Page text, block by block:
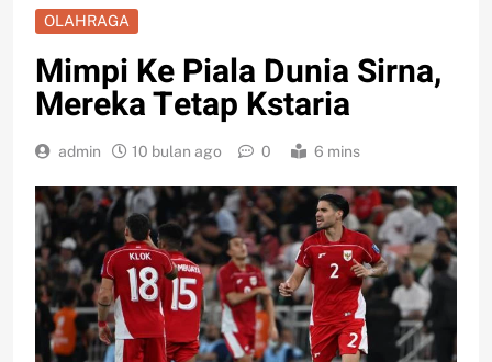
OLAHRAGA
Mimpi Ke Piala Dunia Sirna,
Mereka Tetap Kstaria
admin 10 bulan ago 0 6 mins